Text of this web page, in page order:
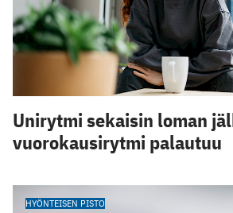
Unirytmi sekaisin loman
vuorokausirytmi palautuu
HYÖNTEISEN PISTO